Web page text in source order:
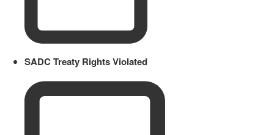
SADC Treaty Rights Violated